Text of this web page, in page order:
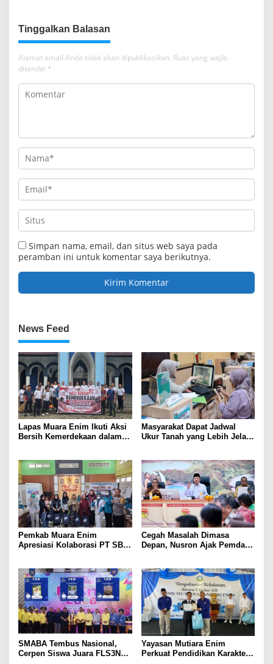
Tinggalkan Balasan
Alamat email Anda tidak akan dipublikasikan. Ruas yang wajib
ditandai *
Simpan nama, email, dan situs web saya pada
peramban ini untuk komentar saya berikutnya.
News Feed
Lapas Muara Enim Ikuti Aksi
Bersih Kemerdekaan dalam
Masyarakat Dapat Jadwal
Ukur Tanah yang Lebih Jelas
Pemkab Muara Enim
Apresiasi Kolaborasi PT SBS
Cegah Masalah Dimasa
Depan, Nusron Ajak Pemda
SMABA Tembus Nasional,
Cerpen Siswa Juara FLS3N
Yayasan Mutiara Enim
Perkuat Pendidikan Karakter,